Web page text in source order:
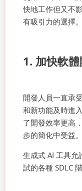
快地工作但又不
有吸引力的選擇。
1. 加快軟
開發人員一直承
和新功能及時進
了開發效率更高
步的簡化中受益。
生成式 AI 工具允
試的各種 SDLC 階